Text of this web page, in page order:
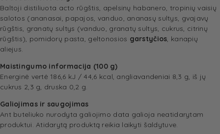
Baltoji distiliuota acto rūgštis, apelsinų habanero, tropinių vaisių
salotos (ananasai, papajos, vanduo, ananasų sultys, gvajavų
rūgštis, granatų sultys (vanduo, granatų sultys, cukrus, citrinų
rūgštis), pomidorų pasta, geltonosios garstyčios, kanapių
aliejus.
Maistingumo informacija (100 g)
Energinė vertė 186,6 kJ / 44,6 kcal, angliavandeniai 8,3 g, iš jų
cukrus 2,3 g, druska 0,2 g.
Galiojimas ir saugojimas
Ant buteliuko nurodyta galiojimo data galioja neatidarytam
produktui. Atidarytą produktą reikia laikyti šaldytuve.